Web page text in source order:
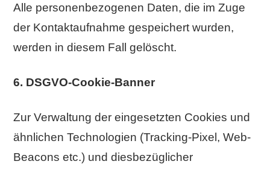
Alle personenbezogenen Daten, die im Zuge
der Kontaktaufnahme gespeichert wurden,
werden in diesem Fall gelöscht.
6. DSGVO-Cookie-Banner
Zur Verwaltung der eingesetzten Cookies und
ähnlichen Technologien (Tracking-Pixel, Web-
Beacons etc.) und diesbezüglicher